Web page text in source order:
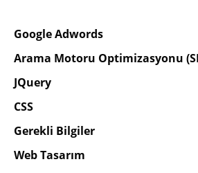
Google Adwords
Arama Motoru Optimizasyonu
JQuery
CSS
Gerekli Bilgiler
Web Tasarım